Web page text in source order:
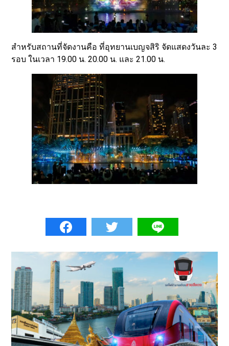
สำหรับสถานที่จัดงานคือ ที่อุทยานเบญจสิริ จัดแสดงวันละ 3
รอบ ในเวลา 19.00 น. 20.00 น. และ 21.00 น.